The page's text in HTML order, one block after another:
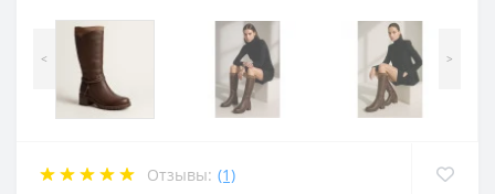
< >
Отзывы: (1)